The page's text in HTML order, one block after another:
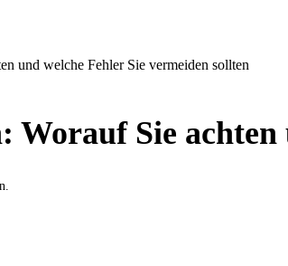
und welche Fehler Sie vermeiden sollten
Worauf Sie